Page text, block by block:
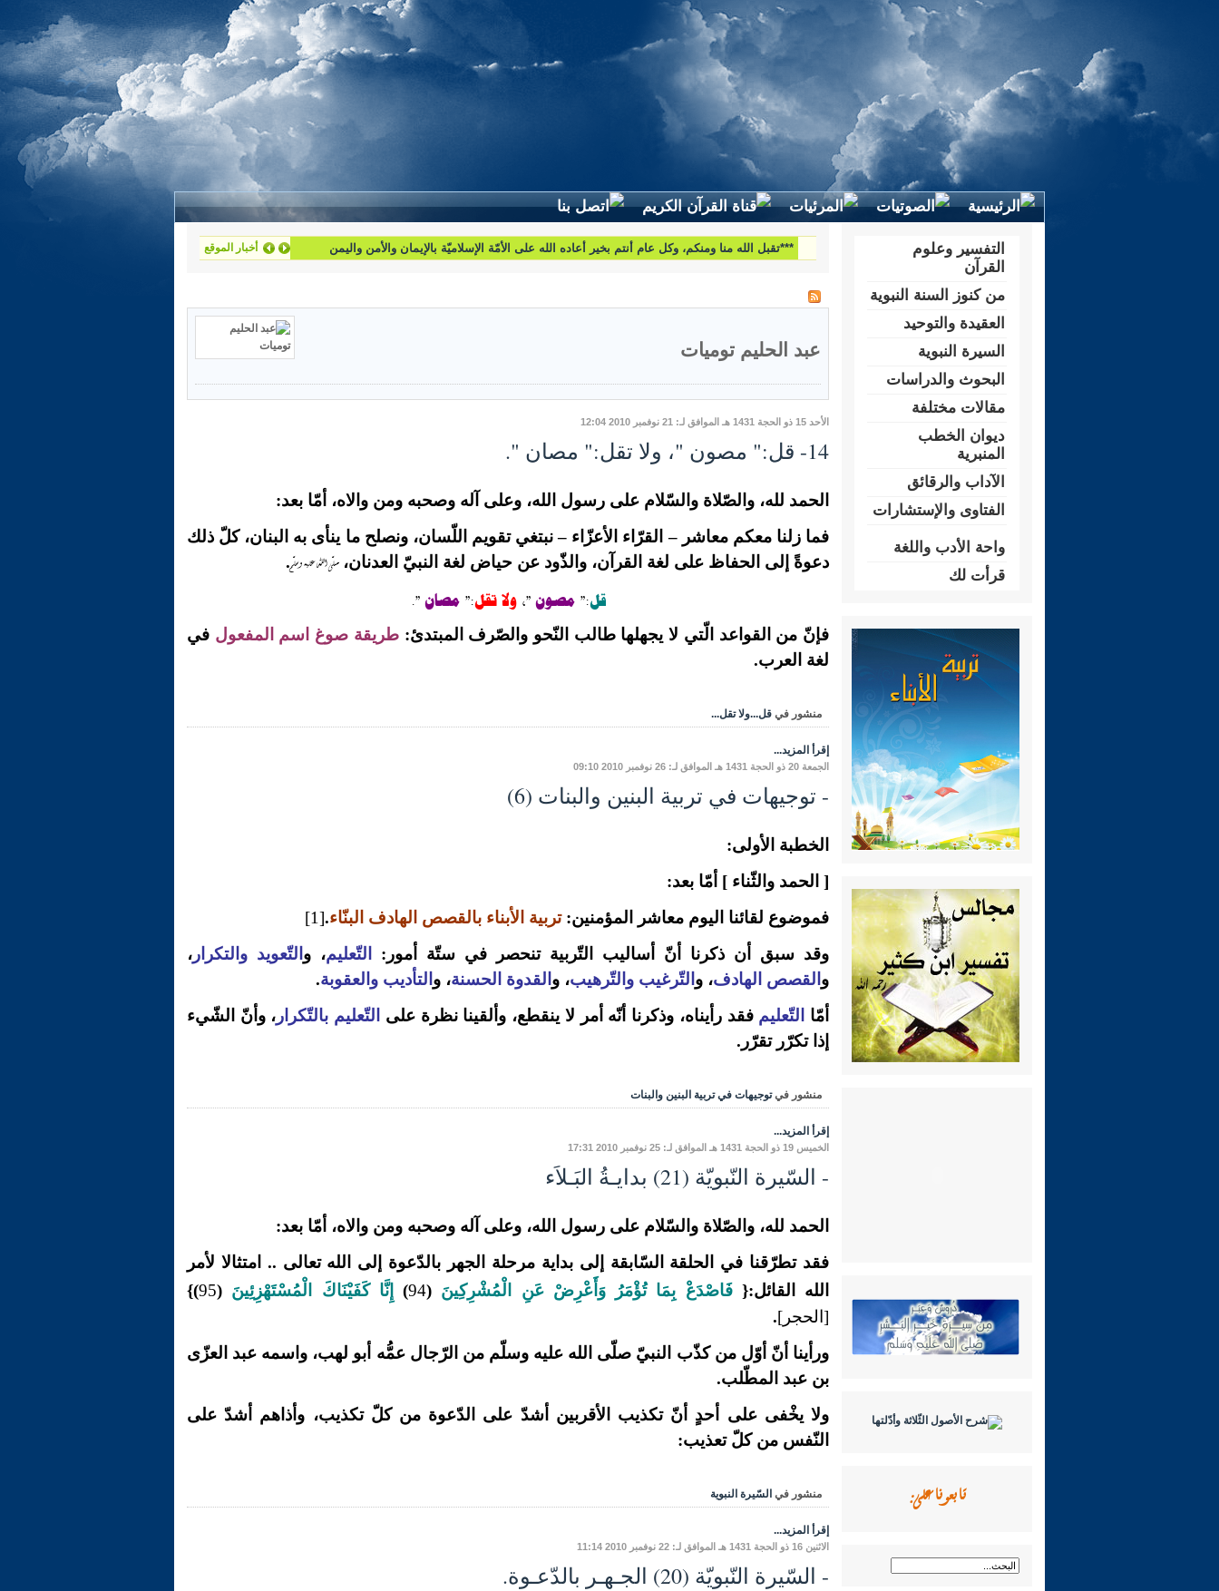
أخبار الموقع
لطرح استفساراتكم وأسئلتكم واقتراحاتكم اتّصلوا بنا على البريد التّالي:
عبد الحليم توميات
الأحد 15 ذو الحجة 1431 هـ الموافق لـ: 21 نوفمبر 2010 12:04
14- قل:" مصون "، ولا تقل:" مصان ".
الحمد لله، والصّلاة والسّلام على رسول الله، وعلى آله وصحبه ومن والاه، أمّا بعد:
فما زلنا معكم معاشر – القرّاء الأعزّاء – نبتغي تقويم اللّسان، ونصلح ما ينأى به البنان، كلّ ذلك
دعوةً إلى الحفاظ على لغة القرآن، والذّود عن حياض لغة النبيّ العدنان،صلّى الله عليه وسلّم.
قل:"مصون"،ولا تقل:"مصان".
فإنّ من القواعد الّتي لا يجهلها طالب النّحو والصّرف المبتدئ: طريقة صوغ اسم المفعول في
لغة العرب.
منشور في قل...ولا تقل...
إقرأ المزيد...
الجمعة 20 ذو الحجة 1431 هـ الموافق لـ: 26 نوفمبر 2010 09:10
- توجيهات في تربية البنين والبنات (6)
الخطبة الأولى:
[ الحمد والثّناء ] أمّا بعد:
فموضوع لقائنا اليوم معاشر المؤمنين:تربية الأبناء بالقصص الهادف البنّاء.
[1]
وقد سبق أن ذكرنا أنّ أساليب التّربية تنحصر في ستّة أمور:
التّعليم، و التّعويد والتكرار ،
و القصص الهادف، و التّرغيب والتّرهيب، و القدوة الحسنة، و التأديب والعقوبة.
أمّا
التّعليم فقد رأيناه، وذكرنا أنّه أمر لا ينقطع، وألقينا نظرة على التّعليم بالتّكرار ، وأنّ الشّيء
إذا تكرّر تقرّر.
منشور في توجيهات في تربية البنين والبنات
إقرأ المزيد...
الخميس 19 ذو الحجة 1431 هـ الموافق لـ: 25 نوفمبر 2010 17:31
- السّيرة النّبويّة (21) بدايـةُ البَـلاَء
الحمد لله، والصّلاة والسّلام على رسول الله، وعلى آله وصحبه ومن والاه، أمّا بعد:
فقد تطرّقنا في الحلقة السّابقة إلى بداية مرحلة الجهر بالدّعوة إلى الله تعالى .. امتثالا لأمر
الله القائل:{ فَاصْدَعْ بِمَا تُؤْمَرُ وَأَعْرِضْ عَنِ الْمُشْرِكِينَ (
94
) إِنَّا كَفَيْنَاكَ الْمُسْتَهْزِئِينَ (
95
)}
[الحجر].
ورأينا أنّ أوّل من كذّب النبيّ صلّى الله عليه وسلّم من الرّجال عمُّه أبو لهب، واسمه عبد العزّى
بن عبد المطّلب.
ولا يخْفى على أحدٍ أنّ تكذيب الأقربين أشدّ على الدّعوة من كلّ تكذيب، وأذاهم أشدّ على
النّفس من كلّ تعذيب:
منشور في السّيرة النبوية
إقرأ المزيد...
الاثنين 16 ذو الحجة 1431 هـ الموافق لـ: 22 نوفمبر 2010 11:14
- السّيرة النّبويّة (20) الجـهـر بالدّعـوة.
التفسير وعلوم
القرآن
من كنوز السنة النبوية
العقيدة والتوحيد
السيرة النبوية
البحوث والدراسات
مقالات مختلفة
ديوان الخطب
المنبرية
الآداب والرقائق
الفتاوى والإستشارات
واحة الأدب واللغة
قرأت لك
تابعونا على: